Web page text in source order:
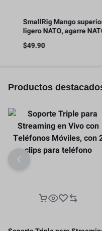
SmallRig Mango superior
ligero NATO, agarre NATO
liberación rápida con riel
– 4345
49.90
Productos